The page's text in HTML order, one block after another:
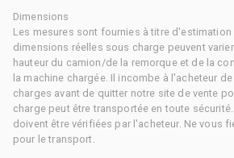
Dimensions
Les mesures sont fournies à titre d'estimation
dimensions réelles sous charge peuvent
hauteur du camion/de la remorque et de la
la machine chargée. Il incombe à l'acheteur
charges avant de quitter notre site de vente
charge peut être transportée en toute
doivent être vérifiées par l'acheteur. Ne vous
pour le transport.